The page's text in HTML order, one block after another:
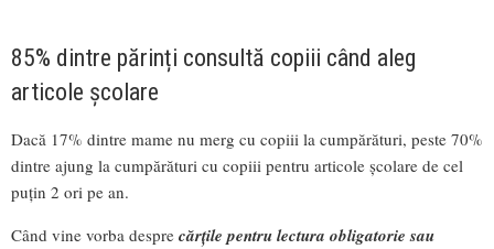
85% dintre părinți consultă copiii când aleg
articole școlare
Dacă 17% dintre mame nu merg cu copiii la cumpărături, peste 70%
dintre ajung la cumpărături cu copiii pentru articole școlare de cel
puțin 2 ori pe an.
Când vine vorba despre cărțile pentru lectura obligatorie sau